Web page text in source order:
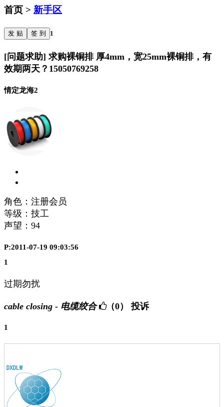
首页 > 新手区
发 贴 签 到 1
[问题求助] 求购裸铜排 厚4mm，宽25mm裸铜排，有
效期两天？15050769258
情定龙海2
角色：注册会员
等级：技工
声望： 94
P:2011-07-19 09:03:56
1
过期勿扰
cable closing - 电缆绞合 （0） 投诉
1